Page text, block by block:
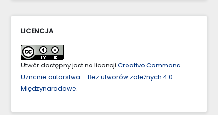
LICENCJA
Utwór dostępny jest na licencji Creative Commons
Uznanie autorstwa – Bez utworów zależnych 4.0
Międzynarodowe.